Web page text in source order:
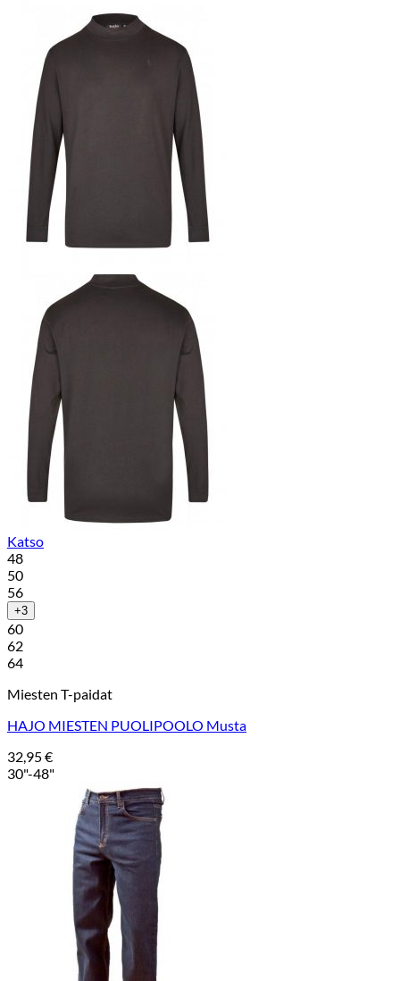
Katso
48
50
56
+3
60
62
64
Miesten T-paidat
HAJO MIESTEN PUOLIPOOLO Musta
32,95€
30"-48"